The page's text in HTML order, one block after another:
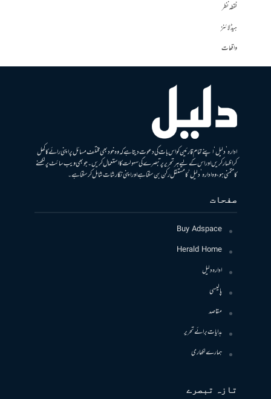
نقطہ نظر
ہیڈلائنز
واقعات
ادارہ ’دلیل‘ اپنے تمام قارئین کو اس بات کی دعوت دیتا ہے کہ وہ خود بھی مختلف مسائل پر اپنی رائے کا کھل
کر اظہار کریں اور اس کے لیے ہر تحریر پر تبصرے کی سہولت کا استعمال کریں۔ جو بھی ویب سائٹ پر لکھنے
کا متمنی ہو، وہ ادارہ ’دلیل‘ کا مستقل رکن بن سکتا ہے اور اپنی نگارشات شامل کرسکتا ہے۔
صفحات
Buy Adspace
Herald Home
ادارہ دلیل
پالیسی
مقاصد
ہدایات برائے تحریر
ہمارے لکھاری
تازہ تبصرے